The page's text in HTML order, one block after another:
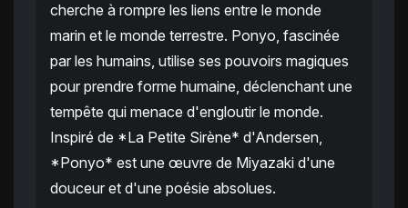
cherche à rompre les liens entre le monde
marin et le monde terrestre. Ponyo, fascinée
par les humains, utilise ses pouvoirs magiques
pour prendre forme humaine, déclenchant une
tempête qui menace d'engloutir le monde.
Inspiré de *La Petite Sirène* d'Andersen,
*Ponyo* est une œuvre de Miyazaki d'une
douceur et d'une poésie absolues.